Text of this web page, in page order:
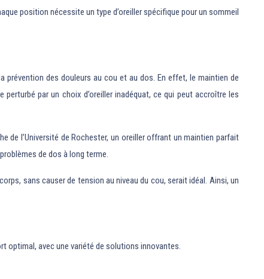
position nécessite un type d’oreiller spécifique pour un sommeil
prévention des douleurs au cou et au dos. En effet, le maintien de
par un choix d’oreiller inadéquat, ce qui peut accroître les
de l’Université de Rochester, un oreiller offrant un maintien parfait
de dos à long terme.
sans causer de tension au niveau du cou, serait idéal. Ainsi, un
optimal, avec une variété de solutions innovantes.